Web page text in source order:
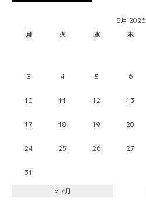
8月 2026
月
火 水 木
3 4 5 6
10 11 12 13
17 18 19 20
24 25 26 27
31
« 7月